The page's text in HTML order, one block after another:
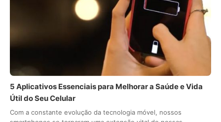
5 Aplicativos Essenciais para Melhorar a Saúde e Vida
Útil do Seu Celular
Com a constante evolução da tecnologia móvel, nossos